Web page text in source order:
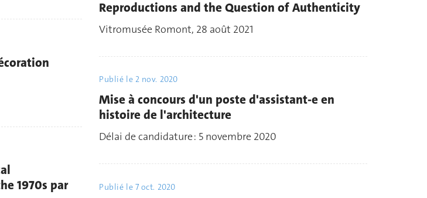
Reproductions and the Question of Authenticity
Vitromusée Romont, 28 août 2021
Publié le 2 nov. 2020
Mise à concours d'un poste d'assistant-e en
histoire de l'architecture
Délai de candidature : 5 novembre 2020
1970s par
Publié le 7 oct. 2020